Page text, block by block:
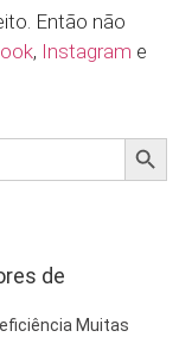
Então não
, Instagram e
de
Muitas